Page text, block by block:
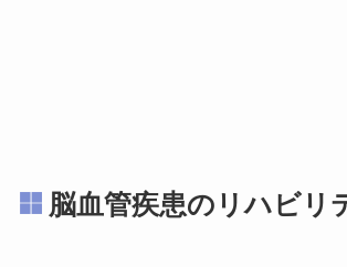
脳血管疾患のリハビリ